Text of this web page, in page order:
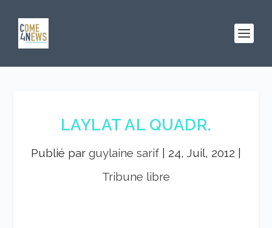
LAYLAT AL QUADR.
Publié par guylaine sarif 24, Juil, 2012
Tribune libre